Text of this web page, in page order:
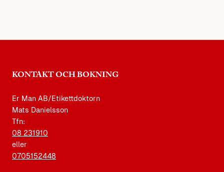
KONTAKT OCH BOKNING
Er Man AB/Etikettdoktorn
Mats Danielsson
Tfn:
08 231910
eller
0705152448